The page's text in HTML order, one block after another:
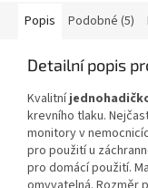
Popis Podobné (5)
Detailní popis
Kvalitní
krevního tlaku.
monitory v
pro použití u
pro domácí použití.